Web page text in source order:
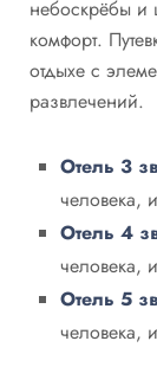
небоскрёбы и
комфорт.
отдыхе с
развлечений.
Отель 3
человека,
Отель 4
человека,
Отель 5
человека,